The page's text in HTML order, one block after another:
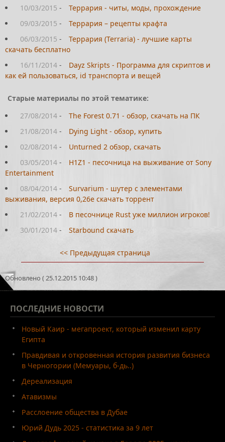
10/03/2015 -
Террария - читы, моды, прохождение
09/03/2015 -
Террария – рецепты крафта
06/03/2015 -
Террария (Terraria) - лучшие карты
скачать бесплатно
16/11/2014 -
Dayz Skripts - Программа для скриптов и
как ей пользоваться, id транспорта и вещей
Старые материалы по этой тематике:
27/08/2014 -
The Forest 0.71 - обзор, скачать на ПК
21/08/2014 -
Dying Light - обзор, купить
02/08/2014 -
Unturned 2 обзор, скачать
03/05/2014 -
H1Z1 - песочница на выживание от Sony
Entertainment
08/04/2014 -
Survarium - шутер с элементами
выживания, версия 0,26e скачать торрент
21/02/2014 -
В песочнице Rust уже миллион игроков!
30/01/2014 - Starbound скачать
<< Предыдущая страница
Обновлено ( 25.12.2015 10:48 )
ПОСЛЕДНИЕ НОВОСТИ
Новый Каир - мегапроект, который изменил карту
Египта
Правдивая и откровенная история развития бизнеса
в Черногории (Мемуары, б-дь..)
Дереализация
Атавизмы
Расслоение общества в Дубае
Юрий Дудь 2025 - статистика за 9 лет